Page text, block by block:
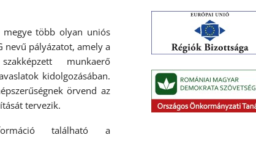
megye több olyan uniós
nevű pályázatot, amely a
munkaerő
kidolgozásában.
örvend az
tervezik.
található a